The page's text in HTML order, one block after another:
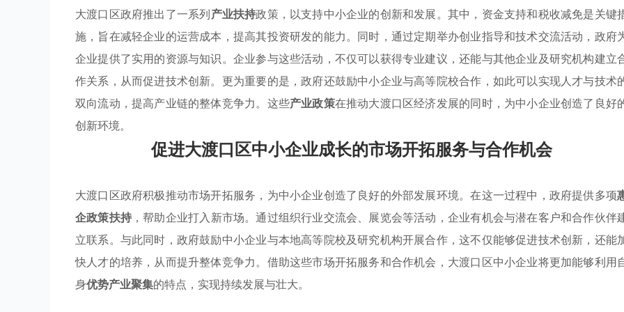
大渡口区政府推出了一系列产业扶持政策，以支持中小企业的创新和发展。其中，资金支持和税收减免是关键
施，旨在减轻企业的运营成本，提高其投资研发的能力。同时，通过定期举办创业指导和技术交流活动，政府
企业提供了实用的资源与知识。企业参与这些活动，不仅可以获得专业建议，还能与其他企业及研究机构建立
作关系，从而促进技术创新。更为重要的是，政府还鼓励中小企业与高等院校合作，如此可以实现人才与技术
双向流动，提高产业链的整体竞争力。这些产业政策在推动大渡口区经济发展的同时，为中小企业创造了良好
创新环境。
促进大渡口区中小企业成长的市场开拓服务与合作机会
大渡口区政府积极推动市场开拓服务，为中小企业创造了良好的外部发展环境。在这一过程中，政府提供多项
企政策扶持 ，帮助企业打入新市场。通过组织行业交流会、展览会等活动，企业有机会与潜在客户和合作伙伴
立联系。与此同时，政府鼓励中小企业与本地高等院校及研究机构开展合作，这不仅能够促进技术创新，还能
快人才的培养，从而提升整体竞争力。借助这些市场开拓服务和合作机会，大渡口区中小企业将更加能够利用
身优势产业聚集的特点，实现持续发展与壮大。